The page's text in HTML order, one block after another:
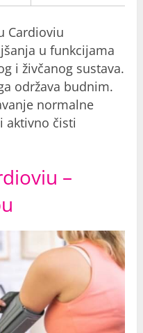
Cardioviu
u funkcijama
i živčanog sustava.
održava budnim.
normalne
aktivno čisti
–